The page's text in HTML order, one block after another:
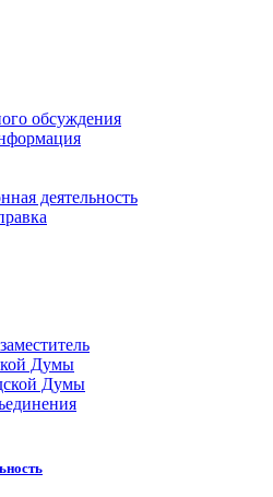
обсуждения
деятельность
Думы
Думы